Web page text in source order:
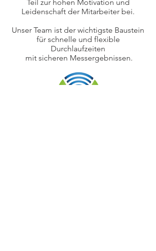
Teil zur hohen Motivation und
Leidenschaft der Mitarbeiter bei.
Unser Team ist der wichtigste Baustein
für schnelle und flexible
Durchlaufzeiten
mit sicheren Messergebnissen.